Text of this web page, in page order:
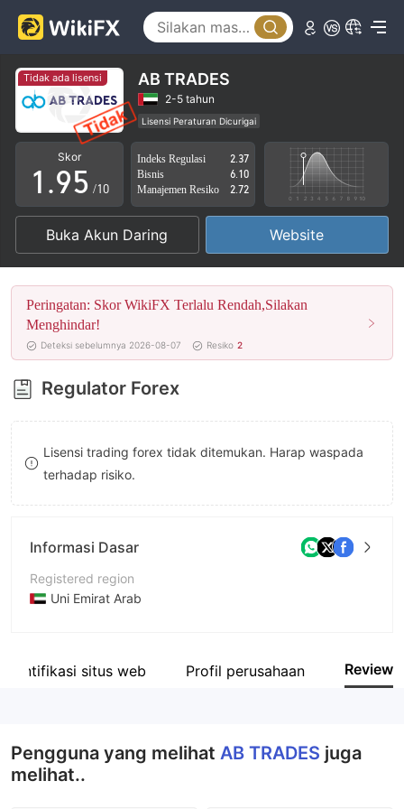
Tidak ada lisensi AB TRADES
2-5 tahun
Lisensi Peraturan Dicurigai
Lingkup Bisnis Mencurigakan
Potensi risiko tinggi
Skor
0
1
2
3
4
5
6
7
8
9
.
5
6
7
8
9
1
2
3
4
5
6
7
8
9
/10
Indeks Regulasi
2.37
Bisnis
6.10
Manajemen Resiko
2.72
Buka Akun Daring Website
Peringatan: Skor WikiFX Terlalu Rendah,Silakan
Menghindar!
Deteksi sebelumnya 2026-08-07 Resiko 2
Regulator Forex
Lisensi trading forex tidak ditemukan. Harap waspada
terhadap risiko.
Informasi Dasar
Registered region
Uni Emirat Arab
Nama perusahaan
Identifikasi situs web Profil perusahaan Review
Pengguna yang melihat AB TRADES juga
melihat..